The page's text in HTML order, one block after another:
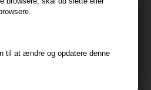
til at ændre og opdatere denne
ved bestilling inden kl 14:45
, 4.9 Rating
nyhedsbrevet
eksklusive tilbud og rabatter